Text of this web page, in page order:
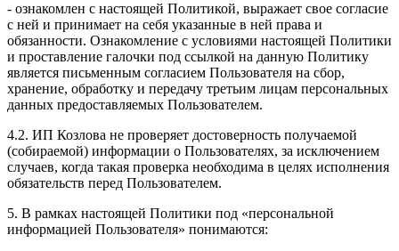
- ознакомлен с настоящей Политикой, выражает свое согласие
с ней и принимает на себя указанные в ней права и
обязанности. Ознакомление с условиями настоящей Политики
и проставление галочки под ссылкой на данную Политику
является письменным согласием Пользователя на сбор,
хранение, обработку и передачу третьим лицам персональных
данных предоставляемых Пользователем.
4.2. ИП Козлова не проверяет достоверность получаемой
(собираемой) информации о Пользователях, за исключением
случаев, когда такая проверка необходима в целях исполнения
обязательств перед Пользователем.
5. В рамках настоящей Политики под «персональной
информацией Пользователя» понимаются: